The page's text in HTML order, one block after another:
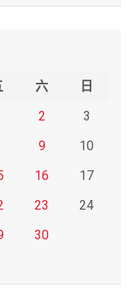
六
日
2
3
9
10
16
17
23
24
30